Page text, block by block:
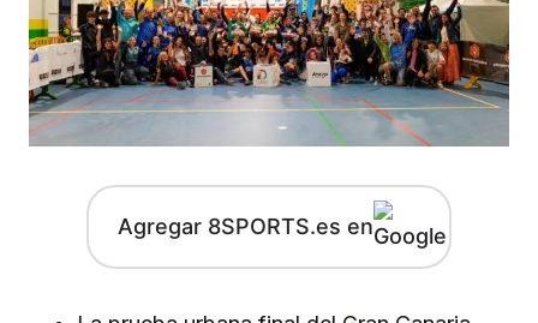
Agregar 8SPORTS.es en